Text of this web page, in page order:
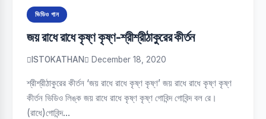
ভিডিও গান
জয় রাধে রাধে কৃষ্ণ কৃষ্ণ-শ্রীশ্রীঠাকুরের কীর্তন
ISTOKATHAN December 18, 2020
শ্রীশ্রীঠাকুরের কীর্তন ‘জয় রাধে রাধে কৃষ্ণ কৃষ্ণ’ জয় রাধে রাধে কৃষ্ণ কৃষ্ণ
কীর্তন ভিডিও লিঙ্ক জয় রাধে রাধে কৃষ্ণ কৃষ্ণ গোবিন্দ গোবিন্দ বল রে।
(রাধে)গোবিন্দ…